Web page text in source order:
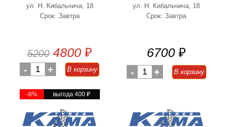
ул. Н. Кибальчича, 18
Срок: Завтра
5200 4800 ₽
- 1 + В корзину
-8% выгода 400₽
ул. Н. Кибальчича, 18
Срок: Завтра
6700 ₽
- 1 + В корзину